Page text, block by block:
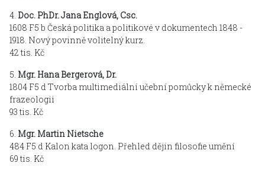
4. Doc. PhDr. Jana Englová, Csc.
1608 F5 b Česká politika a politikové v dokumentech 1848 -
1918. Nový povinně volitelný kurz.
42 tis. Kč
5. Mgr. Hana Bergerová, Dr.
1804 F5 d Tvorba multimediální učební pomůcky k německé
frazeologii
93 tis. Kč
6. Mgr. Martin Nietsche
484 F5 d Kalon kata logon. Přehled dějin filosofie umění
69 tis. Kč